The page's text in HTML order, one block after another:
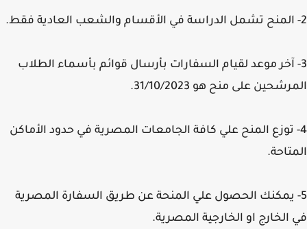
آخر موعد لقيام السفارات بأرسال قوائم بأسماء الطلاب
على منح هو 31/10/2023.
توزع المنح علي كافة الجامعات المصرية في حدود الأماكن
يمكنك الحصول علي المنحة عن طريق السفارة المصرية
او الخارجية المصرية.